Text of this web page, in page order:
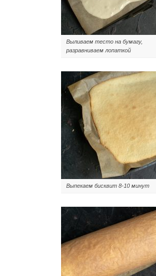
Выливаем тесто на бумагу,
разравниваем лопаткой
Выпекаем бисквит 8-10 минут